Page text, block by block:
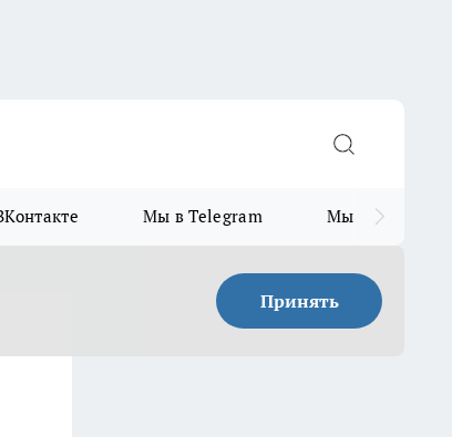
Мы в Telegram Мы в MAX
Принять